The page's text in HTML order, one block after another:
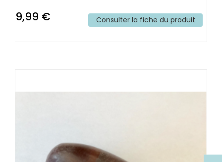
9,99 € Consulter la fiche du produit